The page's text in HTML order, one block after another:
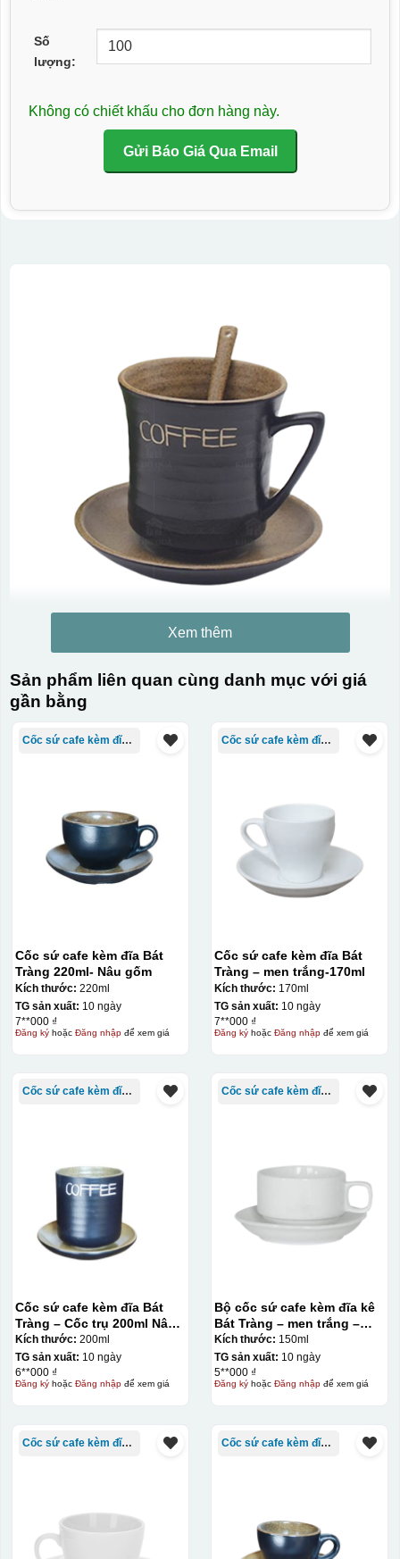
Số
lượng:
Không có chiết khấu cho đơn hàng này.
Gửi Báo Giá Qua Email
Kiểu in:
In Decal
decal lên gốm sứ Bước 3: Cho vào lò nung ở nhiệt độ
giấy đặc biệt, và kích thước logo được căn chỉnh theo
sản phẩm, để khi dán không bị nhỏ hoặc to quá
Xem thêm
Sản phẩm liên quan cùng danh mục với giá
gần bằng
Cốc sứ cafe kèm đĩa Bát Tràng
Cốc sứ cafe kèm đĩa Bát
Tràng 220ml- Nâu gốm
Kích thước: 220ml
TG sản xuất: 10 ngày
7**000 ₫
Đăng kýhoặc Đăng nhậpđể xem giá
Cốc sứ cafe kèm đĩa Bát Tràng
Cốc sứ cafe kèm đĩa Bát
Tràng – men trắng-170ml
Kích thước: 170ml
TG sản xuất: 10 ngày
7**000 ₫
Đăng kýhoặc Đăng nhậpđể xem giá
Cốc sứ cafe kèm đĩa Bát Tràng
Cốc sứ cafe kèm đĩa Bát
Tràng – Cốc trụ 200ml Nâu
Gốm
Kích thước: 200ml
TG sản xuất: 10 ngày
6**000 ₫
Đăng kýhoặc Đăng nhậpđể xem giá
Cốc sứ cafe kèm đĩa Bát Tràng
Bộ cốc sứ cafe kèm đĩa kê
Bát Tràng – men trắng –
150ml
Kích thước: 150ml
TG sản xuất: 10 ngày
5**000 ₫
Đăng kýhoặc Đăng nhậpđể xem giá
Cốc sứ cafe kèm đĩa Bát Tràng Cốc sứ cafe kèm đĩa Bát Tràng